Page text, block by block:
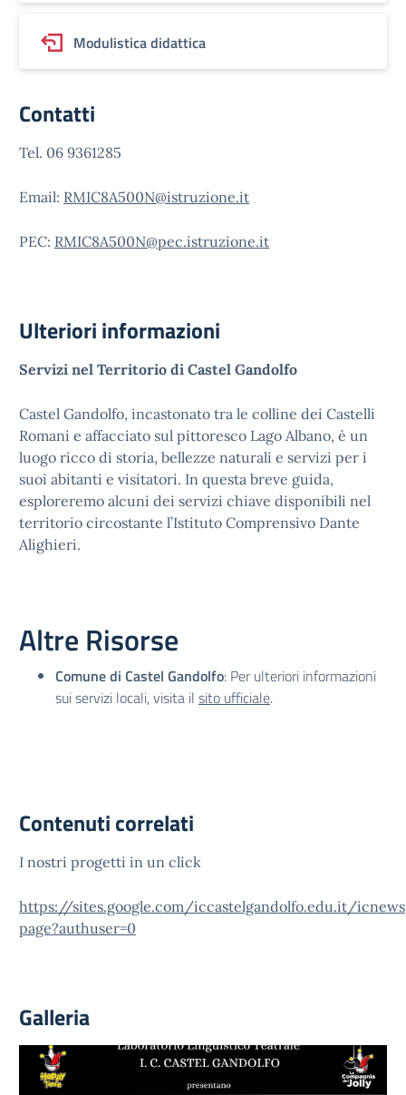
Modulistica didattica
Contatti
Tel. 06 9361285
Email: RMIC8A500N@istruzione.it
PEC: RMIC8A500N@pec.istruzione.it
Ulteriori informazioni
Servizi nel Territorio di Castel Gandolfo
Castel Gandolfo, incastonato tra le colline dei Castelli
Romani e affacciato sul pittoresco Lago Albano, è un
luogo ricco di storia, bellezze naturali e servizi per i
suoi abitanti e visitatori. In questa breve guida,
esploreremo alcuni dei servizi chiave disponibili nel
territorio circostante l’Istituto Comprensivo Dante
Alighieri.
Altre Risorse
Comune di Castel Gandolfo: Per ulteriori informazioni
sui servizi locali, visita il sito ufficiale.
Contenuti correlati
I nostri progetti in un click
https://sites.google.com/iccastelgandolfo.edu.it/
page?authuser=0
Galleria